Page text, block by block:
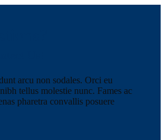
arcu non sodales. Orci eu
tellus molestie nunc. Fames ac
pharetra convallis posuere